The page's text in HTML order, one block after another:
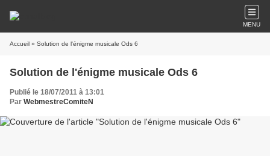
MENU
Accueil » Solution de l'énigme musicale Ods 6
Solution de l'énigme musicale Ods 6
Publié le 18/07/2011 à 13:01
Par WebmestreComiteN